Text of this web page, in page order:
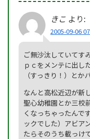
きこ より:
2005-09-06
ご無沙汰していてす
ｐｃをメンテに出し
（すっきり！）と
なんと高松近辺が新
聖心幼稚園とか三校
くなっちゃったんで
ックでした）アビア
たらそのうち載っけ